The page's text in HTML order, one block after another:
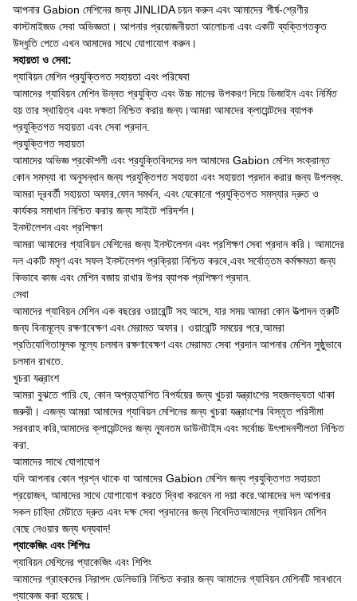
আপনার Gabion মেশিনের জন্য JINLIDA চয়ন করুন এবং আমাদের শীর্ষ-শ্রেণীর
কাস্টমাইজড সেবা অভিজ্ঞতা। আপনার প্রয়োজনীয়তা আলোচনা এবং একটি ব্যক্তিগতকৃত
উদ্ধৃতি পেতে এখন আমাদের সাথে যোগাযোগ করুন।
সহায়তা ও সেবা:
গ্যাবিয়ন মেশিন প্রযুক্তিগত সহায়তা এবং পরিষেবা
আমাদের গ্যাবিয়ন মেশিন উন্নত প্রযুক্তি এবং উচ্চ মানের উপকরণ দিয়ে ডিজাইন এবং নির্মিত
হয় তার স্থায়িত্ব এবং দক্ষতা নিশ্চিত করার জন্য।আমরা আমাদের ক্লায়েন্টদের ব্যাপক
প্রযুক্তিগত সহায়তা এবং সেবা প্রদান.
প্রযুক্তিগত সহায়তা
আমাদের অভিজ্ঞ প্রকৌশলী এবং প্রযুক্তিবিদদের দল আমাদের Gabion মেশিন সংক্রান্ত
কোন সমস্যা বা অনুসন্ধান জন্য প্রযুক্তিগত সহায়তা এবং সহায়তা প্রদান করার জন্য উপলব্ধ.
আমরা দূরবর্তী সহায়তা অফার,ফোন সমর্থন, এবং যেকোনো প্রযুক্তিগত সমস্যার দ্রুত ও
কার্যকর সমাধান নিশ্চিত করার জন্য সাইটে পরিদর্শন।
ইনস্টলেশন এবং প্রশিক্ষণ
আমরা আমাদের গ্যাবিয়ন মেশিনের জন্য ইনস্টলেশন এবং প্রশিক্ষণ সেবা প্রদান করি। আমাদের
দল একটি মসৃণ এবং সফল ইনস্টলেশন প্রক্রিয়া নিশ্চিত করবে,এবং সর্বোত্তম কর্মক্ষমতা জন্য
কিভাবে কাজ এবং মেশিন বজায় রাখার উপর ব্যাপক প্রশিক্ষণ প্রদান.
সেবা
আমাদের গ্যাবিয়ন মেশিন এক বছরের ওয়ারেন্টি সহ আসে, যার সময় আমরা কোন উত্পাদন ত্রুটি
জন্য বিনামূল্যে রক্ষণাবেক্ষণ এবং মেরামত অফার। ওয়ারেন্টি সময়ের পরে,আমরা
প্রতিযোগিতামূলক মূল্যে চলমান রক্ষণাবেক্ষণ এবং মেরামত সেবা প্রদান আপনার মেশিন সুষ্ঠুভাবে
চলমান রাখতে.
খুচরা যন্ত্রাংশ
আমরা বুঝতে পারি যে, কোন অপ্রত্যাশিত বিপর্যয়ের জন্য খুচরা যন্ত্রাংশের সহজলভ্যতা থাকা
জরুরী। এজন্য আমরা আমাদের গ্যাবিয়ন মেশিনের জন্য খুচরা যন্ত্রাংশের বিস্তৃত পরিসীমা
সরবরাহ করি,আমাদের ক্লায়েন্টদের জন্য ন্যূনতম ডাউনটাইম এবং সর্বোচ্চ উৎপাদনশীলতা নিশ্চিত
করা.
আমাদের সাথে যোগাযোগ
যদি আপনার কোন প্রশ্ন থাকে বা আমাদের Gabion মেশিন জন্য প্রযুক্তিগত সহায়তা
প্রয়োজন, আমাদের সাথে যোগাযোগ করতে দ্বিধা করবেন না দয়া করে.আমাদের দল আপনার
সকল চাহিদা মেটাতে দ্রুত এবং দক্ষ সেবা প্রদানের জন্য নিবেদিতআমাদের গ্যাবিয়ন মেশিন
বেছে নেওয়ার জন্য ধন্যবাদ!
প্যাকেজিং এবং শিপিংঃ
গ্যাবিয়ন মেশিনের প্যাকেজিং এবং শিপিং
আমাদের গ্রাহকদের নিরাপদ ডেলিভারি নিশ্চিত করার জন্য আমাদের গ্যাবিয়ন মেশিনটি সাবধানে
প্যাকেজ করা হয়েছে।